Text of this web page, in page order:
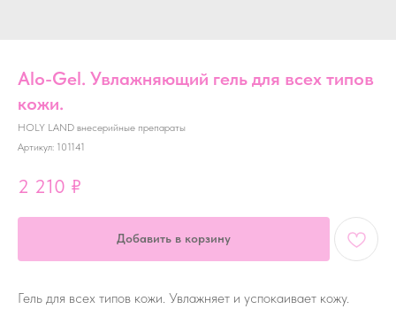
Alo-Gel. Увлажняющий гель для всех типов
кожи.
HOLY LAND внесерийные препараты
Артикул: 101141
2 210 ₽
Добавить в корзину
Гель для всех типов кожи. Увлажняет и успокаивает кожу.